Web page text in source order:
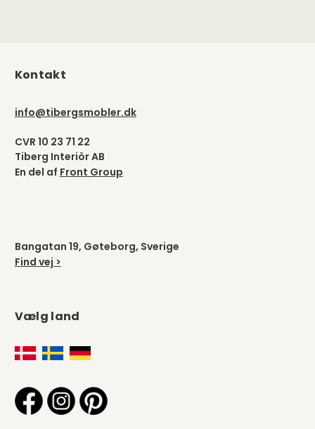
Kontakt
info@tibergsmobler.dk
CVR 10 23 71 22
Tiberg Interiör AB
En del af Front Group
Bangatan 19, Gøteborg, Sverige
Find vej >
Vælg land